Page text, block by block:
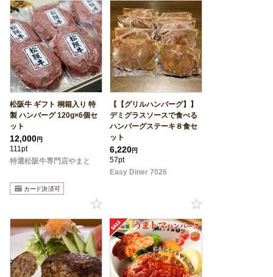
松阪牛 ギフト 桐箱入り 特
製 ハンバーグ 120g×6個セ
ット
12,000円
111pt
特選松阪牛専門店やまと
【【グリルハンバーグ】】
デミグラスソースで食べる
ハンバーグステーキ８食セ
ット
6,220円
57pt
Easy Diner 7026